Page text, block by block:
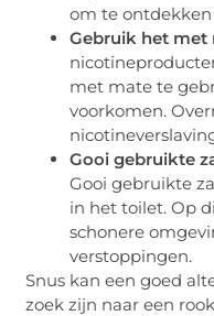
om te
Gebruik het met
met mate te
voorkomen.
Gooi gebruikte
Gooi gebruikte
in het toilet. Op
schonere
verstoppingen.
Snus kan een goed
zoek zijn naar een